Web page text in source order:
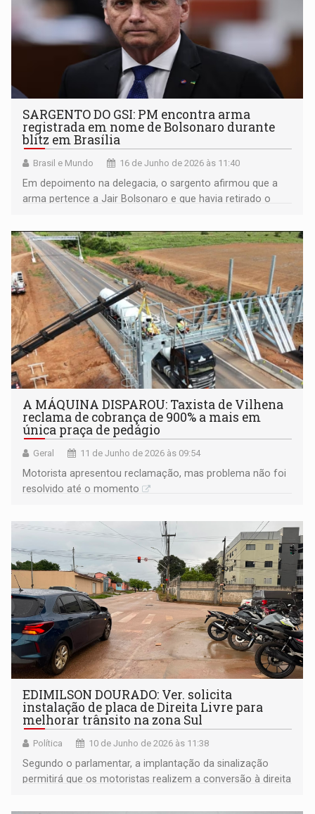
SARGENTO DO GSI: PM encontra arma
registrada em nome de Bolsonaro durante
blitz em Brasília
Brasil e Mundo 16 de Junho de 2026 às 11:40
Em depoimento na delegacia, o sargento afirmou que a
arma pertence a Jair Bolsonaro e que havia retirado o
A MÁQUINA DISPAROU: Taxista de Vilhena
reclama de cobrança de 900% a mais em
única praça de pedágio
Geral 11 de Junho de 2026 às 09:54
Motorista apresentou reclamação, mas problema não foi
resolvido até o momento
EDIMILSON DOURADO: Ver. solicita
instalação de placa de Direita Livre para
melhorar trânsito na zona Sul
Política 10 de Junho de 2026 às 11:38
Segundo o parlamentar, a implantação da sinalização
permitirá que os motoristas realizem a conversão à direita